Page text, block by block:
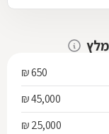
650 ₪
45,000 ₪
25,000 ₪